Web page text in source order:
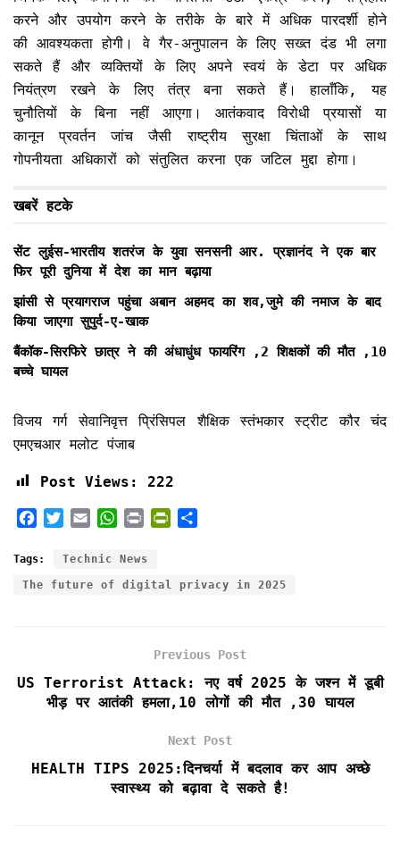
करने और उपयोग करने के तरीके के बारे में अधिक पारदर्शी होने
की आवश्यकता होगी। वे गैर-अनुपालन के लिए सख्त दंड भी लगा
सकते हैं और व्यक्तियों के लिए अपने स्वयं के डेटा पर अधिक
नियंत्रण रखने के लिए तंत्र बना सकते हैं। हालाँकि, यह
चुनौतियों के बिना नहीं आएगा। आतंकवाद विरोधी प्रयासों या
कानून प्रवर्तन जांच जैसी राष्ट्रीय सुरक्षा चिंताओं के साथ
गोपनीयता अधिकारों को संतुलित करना एक जटिल मुद्दा होगा।
खबरें हटके
सेंट लुईस-भारतीय शतरंज के युवा सनसनी आर. प्रज्ञानंद ने एक बार
फिर पूरी दुनिया में देश का मान बढ़ाया
झांसी से प्रयागराज पहुंचा अबान अहमद का शव,जुमे की नमाज के बाद
किया जाएगा सुपुर्द-ए-खाक
बैंकॉक-सिरफिरे छात्र ने की अंधाधुंध फायरिंग ,2 शिक्षकों की मौत ,10
बच्चे घायल
विजय गर्ग सेवानिवृत्त प्रिंसिपल शैक्षिक स्तंभकार स्ट्रीट कौर चंद
एमएचआर मलोट पंजाब
Post Views: 222
c
i
t
a
a
i
n
i
e
d
l
r
Tags: Technic News
The future of digital privacy in 2025
Previous Post
US Terrorist Attack: नए वर्ष 2025 के जश्न में डूबी
भीड़ पर आतंकी हमला,10 लोगों की मौत ,30 घायल
Next Post
HEALTH TIPS 2025:दिनचर्या में बदलाव कर आप अच्छे
स्वास्थ्य को बढ़ावा दे सकते है!